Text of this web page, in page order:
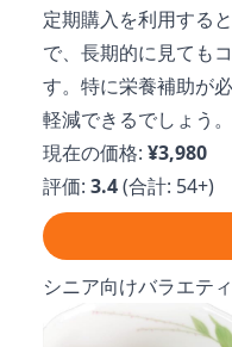
定期購入を利用する
で、長期的に見ても
す。特に栄養補助が
軽減できるでしょう。
現在の価格: ¥3,980
評価: 3.4(合計: 54+)
シニア向けバラエテ